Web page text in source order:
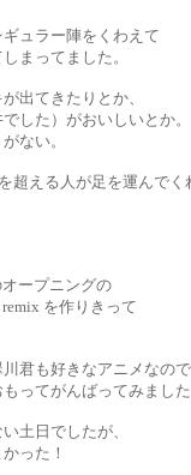
ュラー陣をくわえて
まってました。
出てきたりとか、
した）がおいしいとか。
ない。
超える人が足を運んでく
ープニングの
を作りきって
君も好きなアニメなので
ってがんばってみました
土日でしたが、
った！